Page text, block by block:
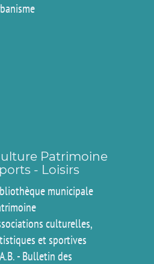
Patrimoine
- Loisirs
municipale
culturelles,
et sportives
- Bulletin des